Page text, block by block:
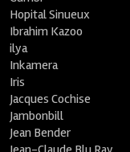
Hopital Sinueux
Ibrahim Kazoo
ilya
Inkamera
Iris
Jacques Cochise
Jambonbill
Jean Bender